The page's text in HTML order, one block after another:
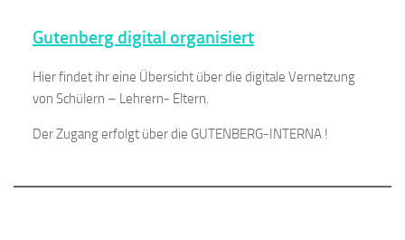
Gutenberg digital organisiert
Hier findet ihr eine Übersicht über die digitale Vernetzung
von Schülern – Lehrern- Eltern.
Der Zugang erfolgt über die GUTENBERG-INTERNA !